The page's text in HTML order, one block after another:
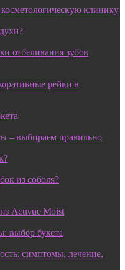
клинику
отбеливания зубов
рейки в
– выбираем правильно
из соболя?
Acuvue Moist
выбор букета
симптомы, лечение,